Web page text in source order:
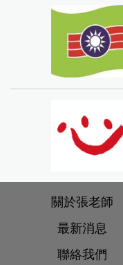
關於張老師
最新消息
聯絡我們